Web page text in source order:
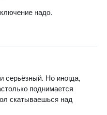
надо.
серьёзный. Но иногда,
поднимается
скатываешься над